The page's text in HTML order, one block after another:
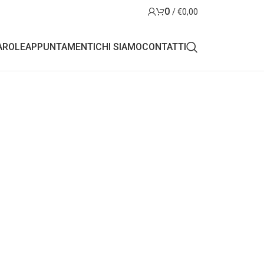
0 /€0,00
APPUNTAMENTICHI SIAMOCONTATTI